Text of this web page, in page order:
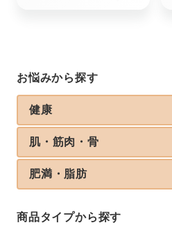
お悩みから探す
健康
肌・筋肉・骨
肥満・脂肪
商品タイプから探す